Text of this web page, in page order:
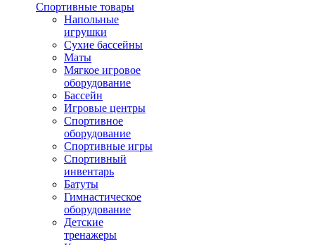
Спортивные товары
Напольные
игрушки
Сухие бассейны
Маты
Мягкое игровое
оборудование
Бассейн
Игровые центры
Спортивное
оборудование
Спортивные игры
Спортивный
инвентарь
Батуты
Гимнастическое
оборудование
Детские
тренажеры